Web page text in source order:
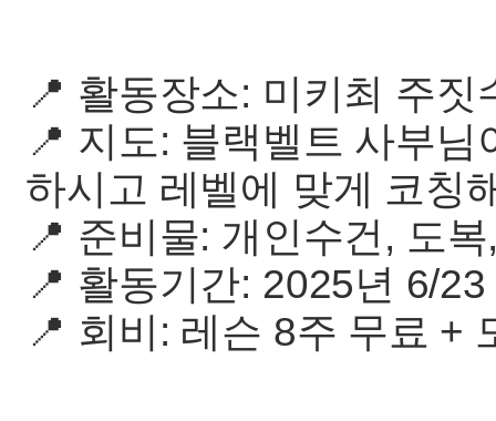
📍 활동장소: 미키최 주
📍 지도: 블랙벨트 사부
하시고 레벨에 맞게 코칭
📍 준비물: 개인수건, 도
📍 활동기간: 2025년 6/
📍 회비: 레슨 8주 무료 +